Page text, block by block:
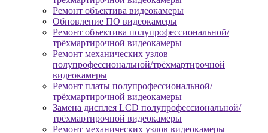
Ремонт объектива видеокамеры
Обновление ПО видеокамеры
Ремонт объектива полупрофессиональной/
трёхмартирочной видеокамеры
Ремонт механических узлов
полупрофессиональной/трёхмартирочной
видеокамеры
Ремонт платы полупрофессиональной/
трёхмартирочной видеокамеры
Замена дисплея LCD полупрофессиональной/
трёхмартирочной видеокамеры
Ремонт механических узлов видеокамеры